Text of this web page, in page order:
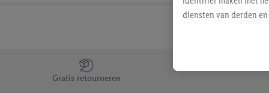
Jouw voordelen bij ons als Lidl webshop klant
Gratis retourneren
diensten van derden
Als je hiervoor
eerder interesse hebt
maar het niet te